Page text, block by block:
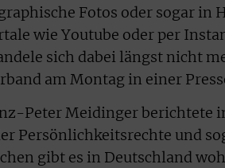
Fotos oder sogar in
wie Youtube oder per
sich dabei längst nicht
am Montag in einer
Peter Meidinger berichtete
Persönlichkeitsrechte und
gibt es in Deutschland